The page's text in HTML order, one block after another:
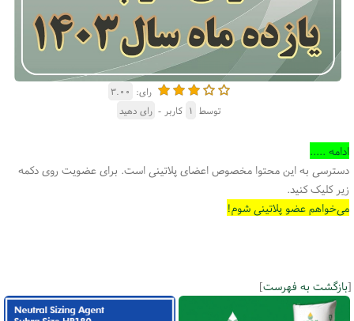
رای: ۳.۰۰
توسط ۱ کاربر - رای دهید
ادامه .....
دسترسی به این محتوا مخصوص اعضای پلاتینی است. برای عضویت روی دکمه
زیر کلیک کنید.
می‌خواهم عضو پلاتینی شوم!
[بازگشت به فهرست]